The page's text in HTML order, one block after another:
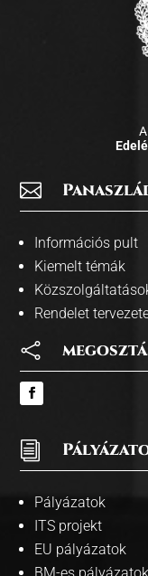

Információs pult
Kiemelt témák
Rendelet

i
Pályázatok
ITS projekt
EU pályázatok